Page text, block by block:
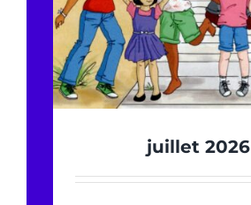
juillet 2026